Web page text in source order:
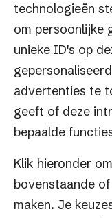
technologieën
om persoonlijke
unieke ID's op
advertenties te
geeft of deze
bepaalde
Klik hieronder
bovenstaande
maken. Je
Keulenstraat 12
7418 ET
0570 609 941
BTW nummer
KvK nummer
08160071